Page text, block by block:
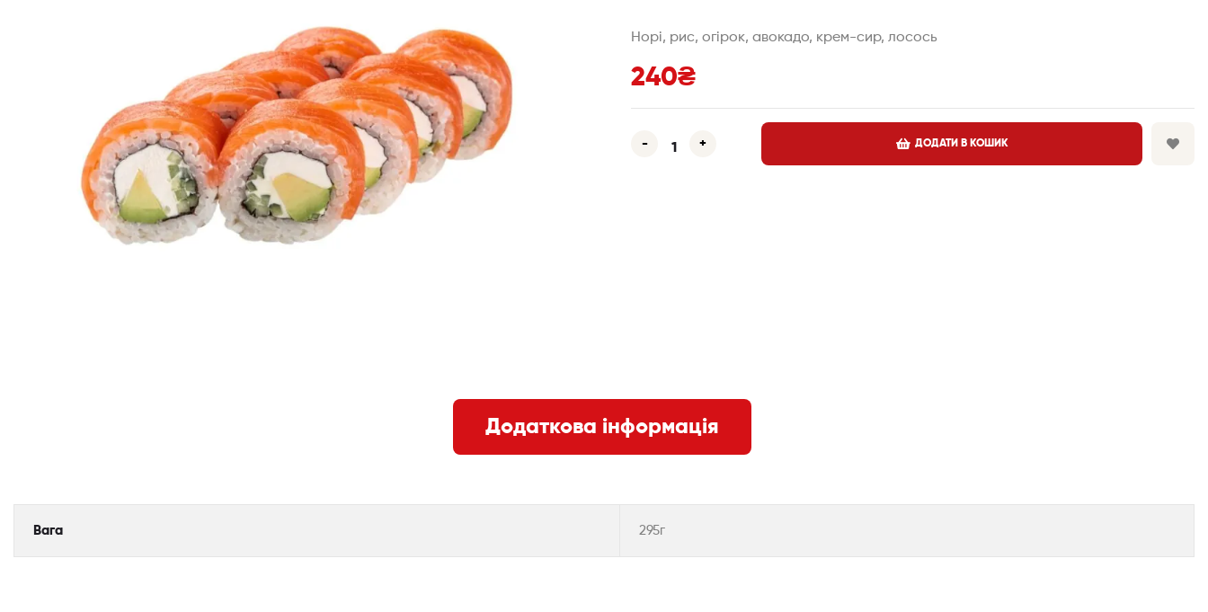
Норі, рис, огірок, авокадо, крем-сир, лосось
240₴
- + ДОДАТИ В КОШИК
Додаткова інформація
Вага 295г